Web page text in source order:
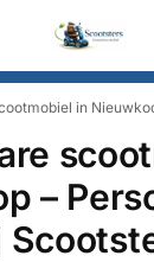
in Nieuwkoop –
–